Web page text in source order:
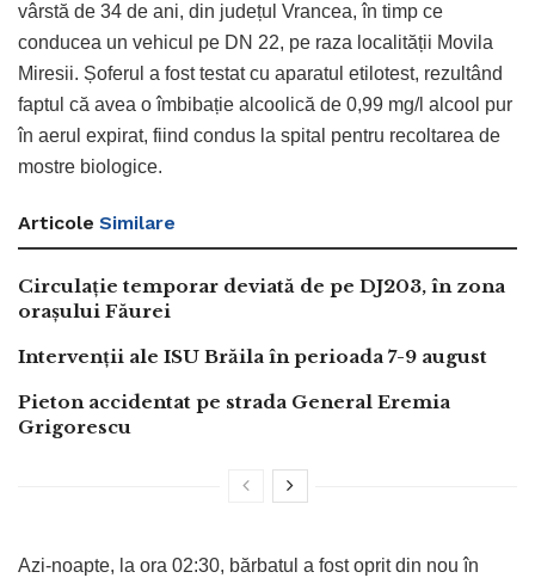
vârstă de 34 de ani, din județul Vrancea, în timp ce
conducea un vehicul pe DN 22, pe raza localității Movila
Miresii. Șoferul a fost testat cu aparatul etilotest, rezultând
faptul că avea o îmbibație alcoolică de 0,99 mg/l alcool pur
în aerul expirat, fiind condus la spital pentru recoltarea de
mostre biologice.
Articole Similare
Circulație temporar deviată de pe DJ203, în zona
orașului Făurei
Intervenții ale ISU Brăila în perioada 7-9 august
Pieton accidentat pe strada General Eremia
Grigorescu
Azi-noapte, la ora 02:30, bărbatul a fost oprit din nou în